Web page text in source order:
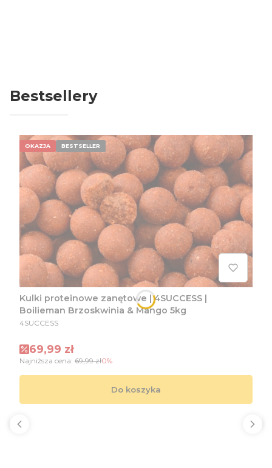
Bestsellery
OKAZJA BESTSELLER
Kulki proteinowe zanętowe | 4SUCCESS |
Boilieman Brzoskwinia & Mango 5kg
PRODUCENT
4SUCCESS
Cena promocyjna
69,99 zł
Najniższa cena: 69,99 zł0%
Do koszyka